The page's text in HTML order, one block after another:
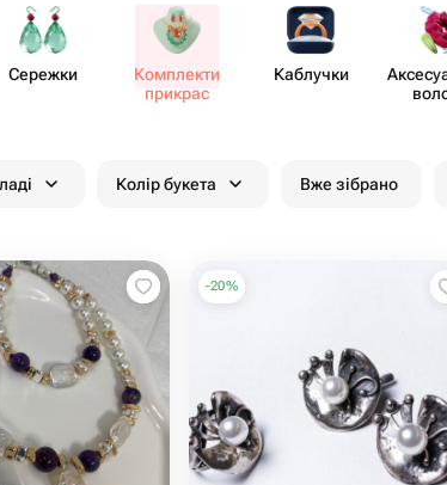
Сережки
Комплекти
прикрас
Каблучки
Колір букета Вже зібрано
-20%